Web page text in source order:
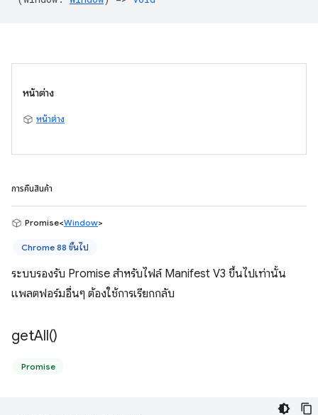
หน้าต่าง
หน้าต่าง
การคืนสินค้า
Promise<Window>
Chrome 88 ขึ้นไป
ระบบรองรับ Promise สำหรับไฟล์ Manifest V3 ขึ้นไปเท่านั้น
แพลตฟอร์มอื่นๆ ต้องใช้การเรียกกลับ
getAll()
Promise